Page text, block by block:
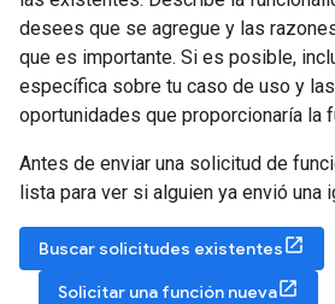
desees que se agregue y las
que es importante. Si es posible,
específica sobre tu caso de uso y
oportunidades que proporcionaría la
Antes de enviar una solicitud de
lista para ver si alguien ya envió una
Buscar solicitudes existentes
Solicitar una función nueva